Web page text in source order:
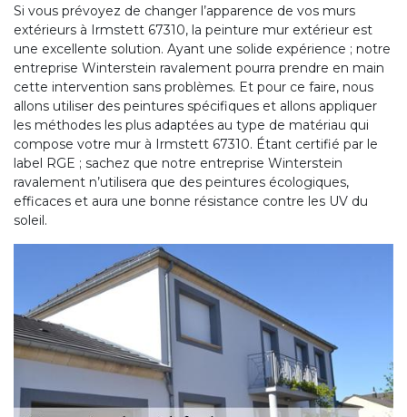
Si vous prévoyez de changer l’apparence de vos murs
extérieurs à Irmstett 67310, la peinture mur extérieur est
une excellente solution. Ayant une solide expérience ; notre
entreprise Winterstein ravalement pourra prendre en main
cette intervention sans problèmes. Et pour ce faire, nous
allons utiliser des peintures spécifiques et allons appliquer
les méthodes les plus adaptées au type de matériau qui
compose votre mur à Irmstett 67310. Étant certifié par le
label RGE ; sachez que notre entreprise Winterstein
ravalement n’utilisera que des peintures écologiques,
efficaces et aura une bonne résistance contre les UV du
soleil.